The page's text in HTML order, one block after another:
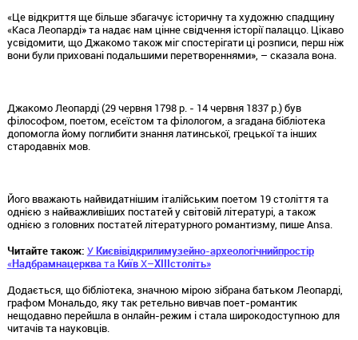
«Це відкриття ще більше збагачує історичну та художню спадщину
«Каса Леопарді» та надає нам цінне свідчення історії палаццо. Цікаво
усвідомити, що Джакомо також міг спостерігати ці розписи, перш ніж
вони були приховані подальшими перетвореннями», – сказала вона.
Джакомо Леопарді (29 червня 1798 р. - 14 червня 1837 р.) був
філософом, поетом, есеїстом та філологом, а згадана бібліотека
допомогла йому поглибити знання латинської, грецької та інших
стародавніх мов.
Його вважають найвидатнішим італійським поетом 19 століття та
однією з найважливіших постатей у світовій літературі, а також
однією з головних постатей літературного романтизму, пише Ansa.
Читайте також: УКиєвівідкрилимузейно-археологічнийпростір
«НадбрамнацеркватаКиївX–XIIIстоліть»
Додається, що бібліотека, значною мірою зібрана батьком Леопарді,
графом Мональдо, яку так ретельно вивчав поет-романтик
нещодавно перейшла в онлайн-режим і стала широкодоступною для
читачів та науковців.